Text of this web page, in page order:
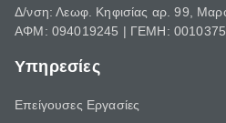
Δ/νση: Λεωφ. Κηφισίας αρ. 99,
ΑΦΜ: 094019245 | ΓΕΜΗ:
Υπηρεσίες
Επείγουσες Εργασίες